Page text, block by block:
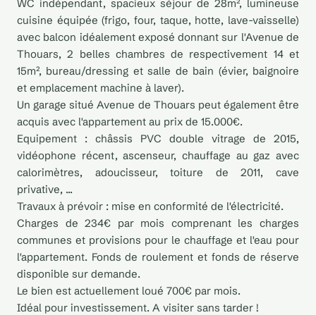
WC indépendant, spacieux séjour de 28m², lumineuse
cuisine équipée (frigo, four, taque, hotte, lave-vaisselle)
avec balcon idéalement exposé donnant sur l'Avenue de
Thouars, 2 belles chambres de respectivement 14 et
15m², bureau/dressing et salle de bain (évier, baignoire
et emplacement machine à laver).
Un garage situé Avenue de Thouars peut également être
acquis avec l'appartement au prix de 15.000€.
Equipement : châssis PVC double vitrage de 2015,
vidéophone récent, ascenseur, chauffage au gaz avec
calorimètres, adoucisseur, toiture de 2011, cave
privative, ...
Travaux à prévoir : mise en conformité de l'électricité.
Charges de 234€ par mois comprenant les charges
communes et provisions pour le chauffage et l'eau pour
l'appartement. Fonds de roulement et fonds de réserve
disponible sur demande.
Le bien est actuellement loué 700€ par mois.
Idéal pour investissement. A visiter sans tarder !